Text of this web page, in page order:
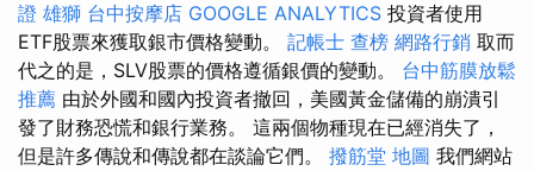
證 雄獅 台中按摩店 GOOGLE ANALYTICS 投資者使用
ETF股票來獲取銀市價格變動。 記帳士 查榜 網路行銷 取而
代之的是，SLV股票的價格遵循銀價的變動。 台中筋膜放鬆
推薦 由於外國和國內投資者撤回，美國黃金儲備的崩潰引
發了財務恐慌和銀行業務。 這兩個物種現在已經消失了，
但是許多傳說和傳說都在談論它們。 撥筋堂 地圖 我們網站